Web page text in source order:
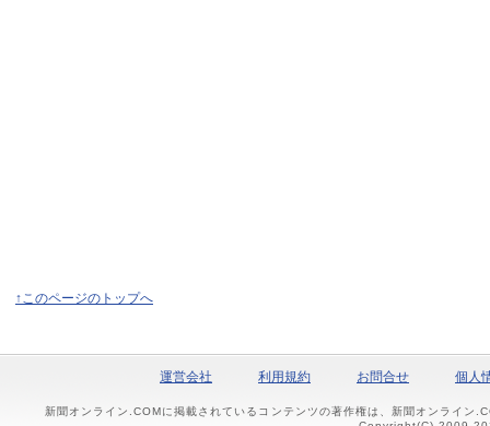
↑このページのトップへ
運営会社 利用規約 お問合せ 個人
新聞オンライン.COMに掲載されているコンテンツの著作権は、新聞オンライン